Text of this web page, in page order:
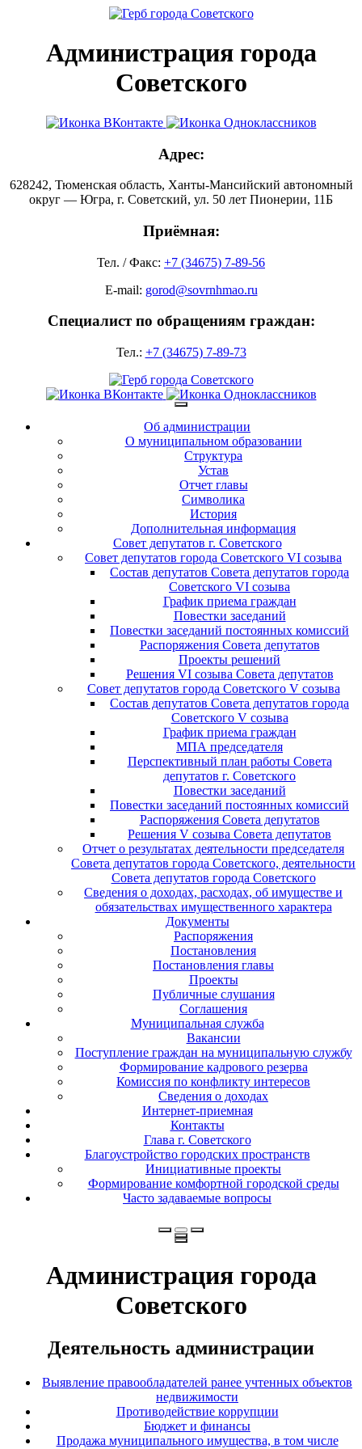
Администрация города
Советского
Адрес:
628242, Тюменская область, Ханты-Мансийский автономный
округ — Югра, г. Советский, ул. 50 лет Пионерии, 11Б
Приёмная:
Тел. / Факс: +7 (34675) 7-89-56
E-mail: gorod@sovrnhmao.ru
Специалист по обращениям граждан:
Тел.: +7 (34675) 7-89-73
Об администрации
О муниципальном образовании
Структура
Устав
Отчет главы
Символика
История
Дополнительная информация
Совет депутатов г. Советского
Совет депутатов города Советского VI созыва
Состав депутатов Совета депутатов города
Советского VI созыва
График приема граждан
Повестки заседаний
Повестки заседаний постоянных комиссий
Распоряжения Совета депутатов
Проекты решений
Решения VI созыва Совета депутатов
Совет депутатов города Советского V созыва
Состав депутатов Совета депутатов города
Советского V созыва
График приема граждан
МПА председателя
Перспективный план работы Совета
депутатов г. Советского
Повестки заседаний
Повестки заседаний постоянных комиссий
Распоряжения Совета депутатов
Решения V созыва Совета депутатов
Отчет о результатах деятельности председателя
Совета депутатов города Советского, деятельности
Совета депутатов города Советского
Сведения о доходах, расходах, об имуществе и
обязательствах имущественного характера
Документы
Распоряжения
Постановления
Постановления главы
Проекты
Публичные слушания
Соглашения
Муниципальная служба
Вакансии
Поступление граждан на муниципальную службу
Формирование кадрового резерва
Комиссия по конфликту интересов
Сведения о доходах
Интернет-приемная
Контакты
Глава г. Советского
Благоустройство городских пространств
Инициативные проекты
Формирование комфортной городской среды
Часто задаваемые вопросы
Администрация города
Советского
Деятельность администрации
Выявление правообладателей ранее учтенных объектов
недвижимости
Противодействие коррупции
Бюджет и финансы
Продажа муниципального имущества, в том числе